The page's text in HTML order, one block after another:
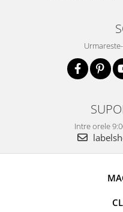
Intre orele